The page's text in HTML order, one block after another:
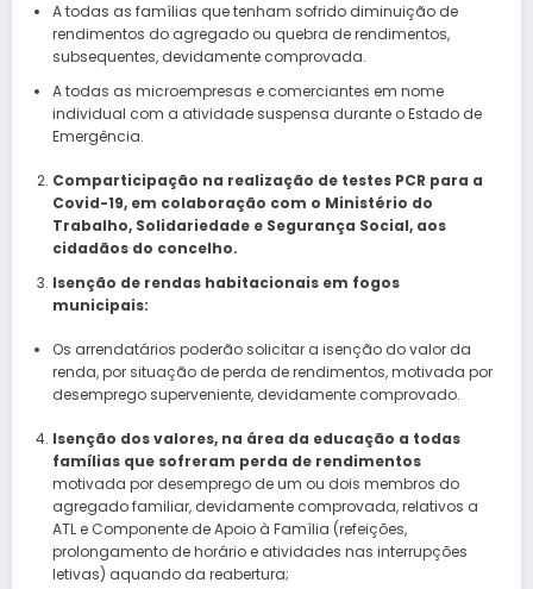
A todas as famílias que tenham sofrido diminuição de
rendimentos do agregado ou quebra de rendimentos,
subsequentes, devidamente comprovada.
A todas as microempresas e comerciantes em nome
individual com a atividade suspensa durante o Estado de
Emergência.
Comparticipação na realização de testes PCR para a
Covid-19, em colaboração com o Ministério do
Trabalho, Solidariedade e Segurança Social, aos
cidadãos do concelho.
Isenção de rendas habitacionais em fogos
municipais:
Os arrendatários poderão solicitar a isenção do valor da
renda, por situação de perda de rendimentos, motivada por
desemprego superveniente, devidamente comprovado.
Isenção dos valores, na área da educação a todas
famílias que sofreram perda de rendimentos
motivada por desemprego de um ou dois membros do
agregado familiar, devidamente comprovada, relativos a
ATL e Componente de Apoio à Família (refeições,
prolongamento de horário e atividades nas interrupções
letivas) aquando da reabertura;